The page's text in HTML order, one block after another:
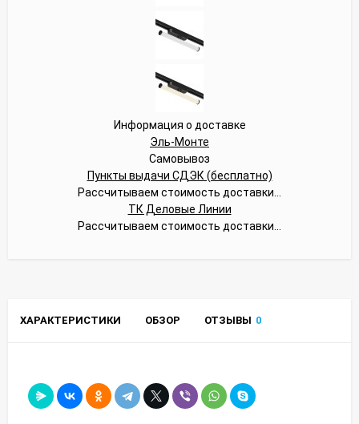
Информация о доставке
Эль-Монте
Самовывоз
Пункты выдачи СДЭК (бесплатно)
Рассчитываем стоимость доставки...
ТК Деловые Линии
Рассчитываем стоимость доставки...
ХАРАКТЕРИСТИКИ ОБЗОР ОТЗЫВЫ 0